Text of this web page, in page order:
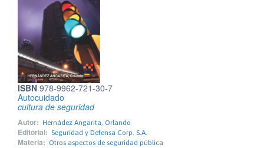
ISBN 978-9962-721-30-7
Autocuidado
cultura de seguridad
Autor: Hernádez Angarita, Orlando
Editorial: Seguridad y Defensa Corp. S.A.
Materia: Otros aspectos de seguridad pública